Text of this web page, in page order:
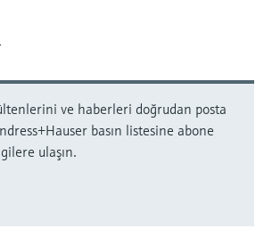
ve haberleri doğrudan posta
basın listesine abone
ulaşın.